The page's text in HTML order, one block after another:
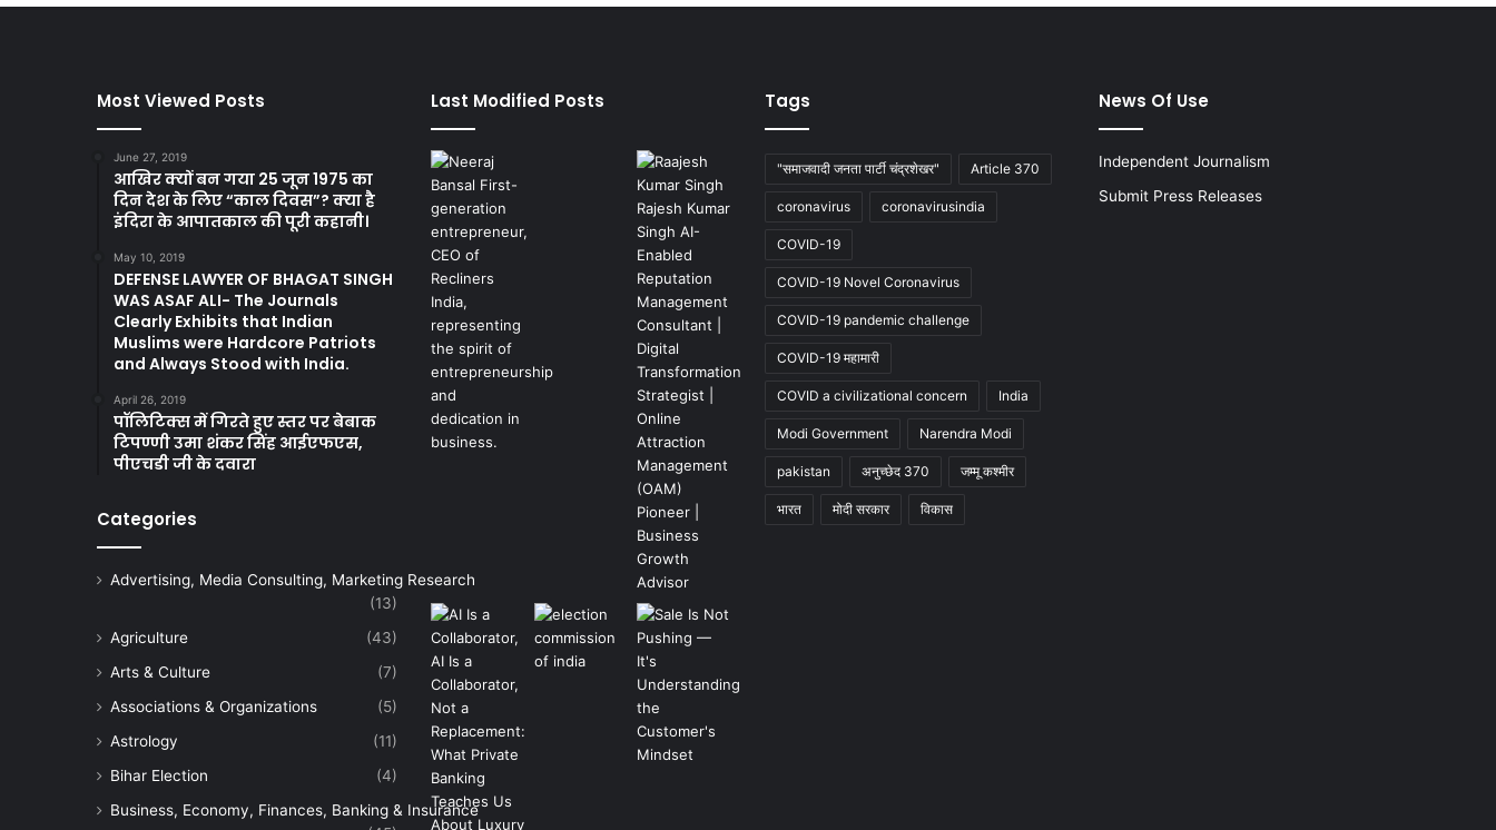
Most Viewed Posts
June 27, 2019
आखिर क्यों बन गया 25 जून 1975 का
दिन देश के लिए “काल दिवस”? क्या है
इंदिरा के आपातकाल की पूरी कहानी।
May 10, 2019
DEFENSE LAWYER OF BHAGAT SINGH
WAS ASAF ALI- The Journals
Clearly Exhibits that Indian
Muslims were Hardcore Patriots
and Always Stood with India.
April 26, 2019
पॉलिटिक्स में गिरते हुए स्तर पर बेबाक
टिपण्णी उमा शंकर सिंह आईएफएस,
पीएचडी जी के दवारा
Categories
Advertising, Media Consulting, Marketing Research
(13)
Agriculture
(43)
Arts & Culture
(7)
Associations & Organizations
(5)
Astrology
(11)
Bihar Election
(4)
Business, Economy, Finances, Banking & Insurance
Last Modified Posts Tags
"समाजवादी जनता पार्टी चंद्रशेखर" Article 370
coronavirus coronavirusindia
COVID-19
COVID-19 Novel Coronavirus
COVID-19 pandemic challenge
COVID-19 महामारी
COVID a civilizational concern India
Modi Government Narendra Modi
pakistan अनुच्छेद 370 जम्मू कश्मीर
भारत मोदी सरकार विकास
News Of Use
Independent Journalism
Submit Press Releases